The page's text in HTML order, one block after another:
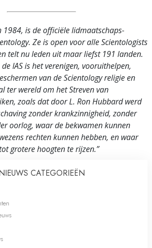
1984, is de officiële lidmaatschaps­
Ze is open voor alle Scientologists
telt nu leden uit maar liefst 191 landen.
IAS is het verenigen, vooruithelpen,
van de Scientology religie en
ter wereld om het Streven van
zoals dat door L. Ron Hubbard werd
zonder krankzinnigheid, zonder
oorlog, waar de bekwamen kunnen
rechten kunnen hebben, en waar
grotere hoogten te rijzen.”
CATEGORIEËN